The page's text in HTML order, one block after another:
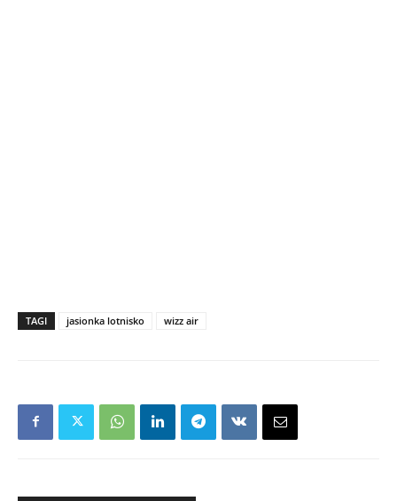
TAGI jasionka lotnisko wizz air